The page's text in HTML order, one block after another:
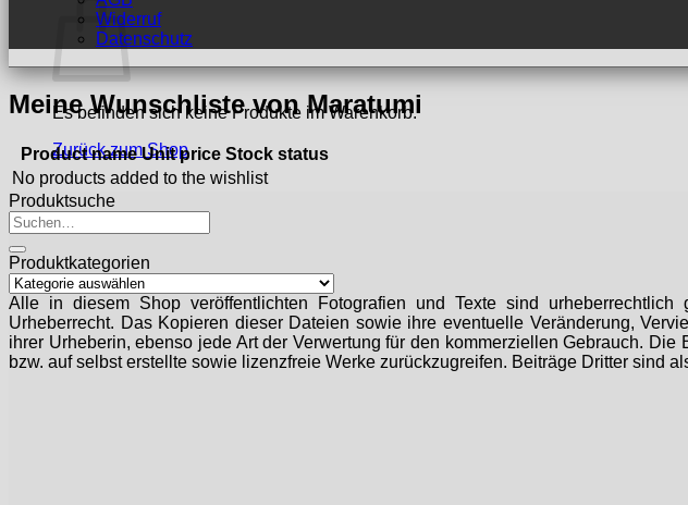
Es befinden sich keine Produkte im Warenkorb.
Zurück zum Shop
Widerruf
Datenschutz
Meine Wunschliste von Maratumi
Product name Unit price Stock status
No products added to the wishlist
Produktsuche
Suchen
nach:
Produktkategorien
Alle in diesem Shop veröffentlichten Fotografien und Texte sind
Urheberrecht. Das Kopieren dieser Dateien sowie ihre eventuelle Veränderung,
ihrer Urheberin, ebenso jede Art der Verwertung für den kommerziellen Gebrauch.
bzw. auf selbst erstellte sowie lizenzfreie Werke zurückzugreifen. Beiträge Dritter sind